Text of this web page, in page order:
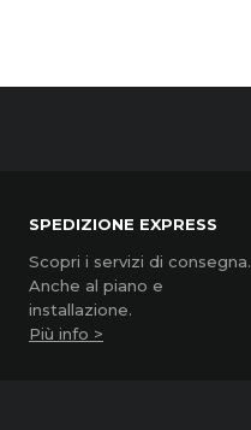
SPEDIZIONE EXPRESS
Scopri i servizi di consegna.
Anche al piano e
installazione.
Più info >